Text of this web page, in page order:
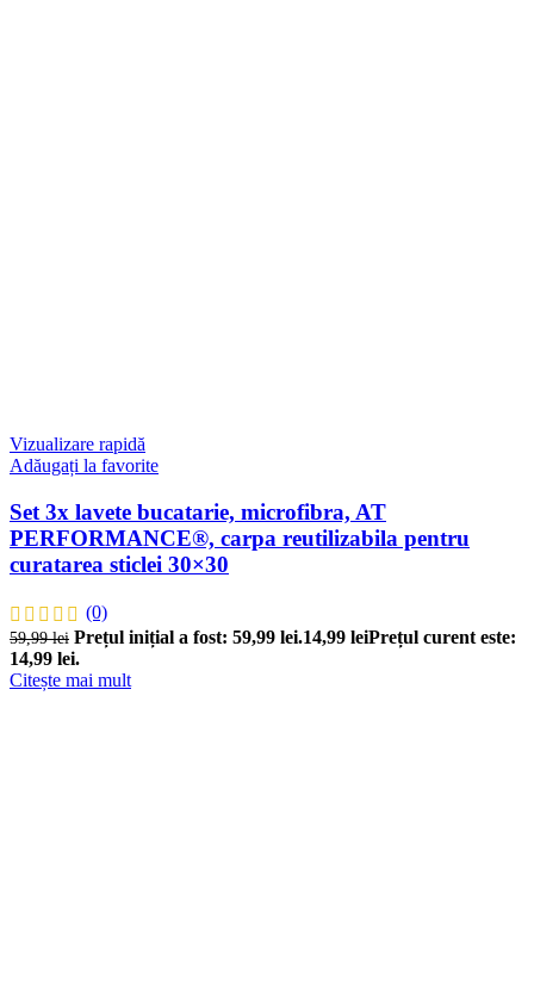
Vizualizare rapidă
Adăugați la favorite
Set 3x lavete bucatarie, microfibra, AT
PERFORMANCE®, carpa reutilizabila pentru
curatarea sticlei 30×30
(0)
59,99lei Prețul inițial a fost: 59,99 lei.14,99 leiPrețul curent este:
14,99 lei.
Citește mai mult